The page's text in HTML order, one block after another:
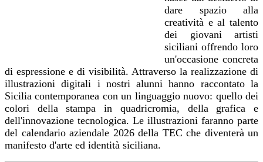
dare spazio alla
creatività e al talento
dei giovani artisti
siciliani offrendo loro
un'occasione concreta
di espressione e di visibilità. Attraverso la realizzazione di
illustrazioni digitali i nostri alunni hanno raccontato la
Sicilia contemporanea con un linguaggio nuovo: quello dei
colori della stampa in quadricromia, della grafica e
dell'innovazione tecnologica. Le illustrazioni faranno parte
del calendario aziendale 2026 della TEC che diventerà un
manifesto d'arte ed identità siciliana.